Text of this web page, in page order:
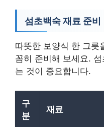
섬초백숙 재료 준비
따뜻한 보양식 한 그릇
꼼히 준비해 보세요.
는 것이 중요합니다.
구
분
재료